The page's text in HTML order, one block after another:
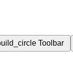
Toolbar